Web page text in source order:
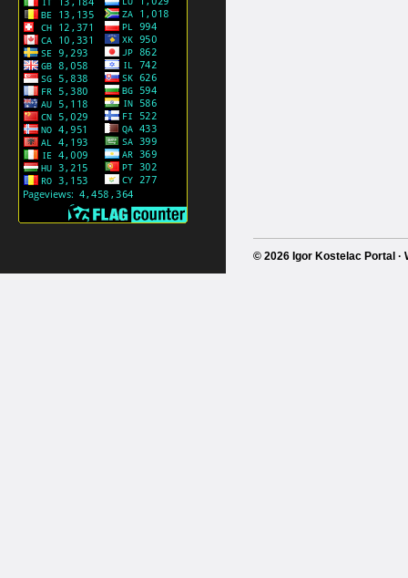
© 2026 Igor Kostelac Portal